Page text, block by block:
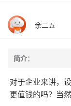
余二五
简介：
对于企业来讲，
更值钱的吗？当